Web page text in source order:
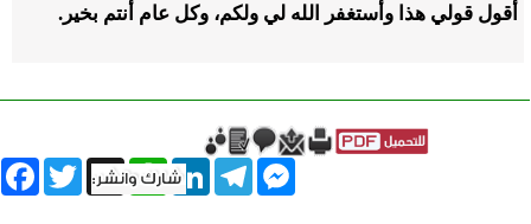
أقول قولي هذا وأستغفر الله لي ولكم، وكل عام أنتم بخير.
Twitter X
WhatsAppLinkedInTelegram
Messenger